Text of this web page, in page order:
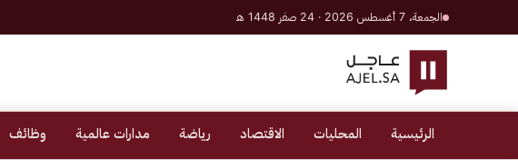
الجمعة، 7 أغسطس 2026 · 24 صفر 1448 هـ
الرئيسية المحليات الاقتصاد رياضة مدارات عالمية وظائف